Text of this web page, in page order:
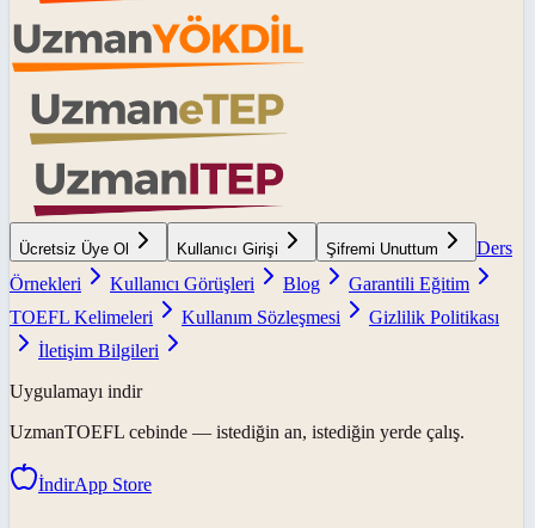
Ücretsiz Üye Ol Kullanıcı Girişi Şifremi Unuttum
Ders
Örnekleri
Kullanıcı Görüşleri Blog
Garantili Eğitim
TOEFL Kelimeleri
Kullanım Sözleşmesi
Gizlilik Politikası
İletişim Bilgileri
Uygulamayı indir
UzmanTOEFL cebinde — istediğin an, istediğin yerde çalış.
İndirApp Store